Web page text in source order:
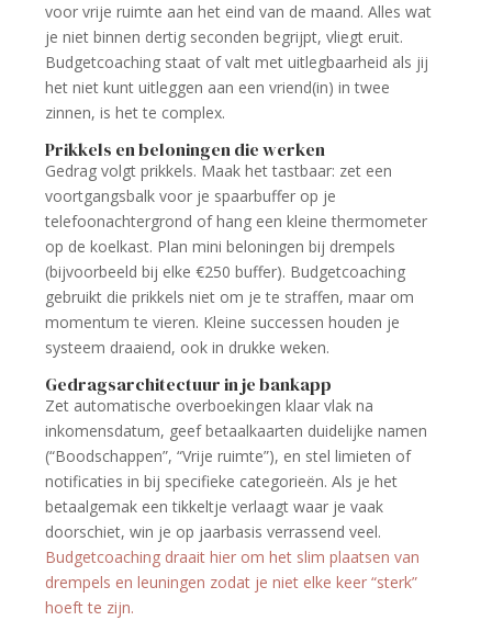
voor vrije ruimte aan het eind van de maand. Alles wat
je niet binnen dertig seconden begrijpt, vliegt eruit.
Budgetcoaching staat of valt met uitlegbaarheid als jij
het niet kunt uitleggen aan een vriend(in) in twee
zinnen, is het te complex.
Prikkels en beloningen die werken
Gedrag volgt prikkels. Maak het tastbaar: zet een
voortgangsbalk voor je spaarbuffer op je
telefoonachtergrond of hang een kleine thermometer
op de koelkast. Plan mini beloningen bij drempels
(bijvoorbeeld bij elke €250 buffer). Budgetcoaching
gebruikt die prikkels niet om je te straffen, maar om
momentum te vieren. Kleine successen houden je
systeem draaiend, ook in drukke weken.
Gedragsarchitectuur in je bankapp
Zet automatische overboekingen klaar vlak na
inkomensdatum, geef betaalkaarten duidelijke namen
(“Boodschappen”, “Vrije ruimte”), en stel limieten of
notificaties in bij specifieke categorieën. Als je het
betaalgemak een tikkeltje verlaagt waar je vaak
doorschiet, win je op jaarbasis verrassend veel.
Budgetcoaching draait hier om het slim plaatsen van
drempels en leuningen zodat je niet elke keer “sterk”
hoeft te zijn.